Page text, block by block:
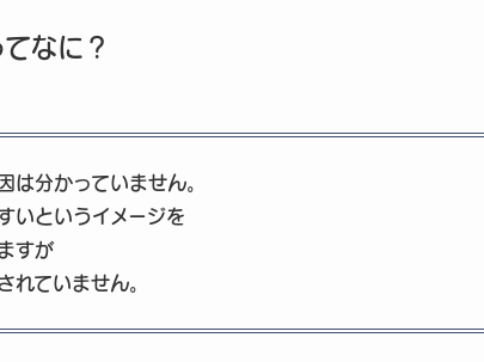
なに？
は分かっていません。
いというイメージを
すが
れていません。